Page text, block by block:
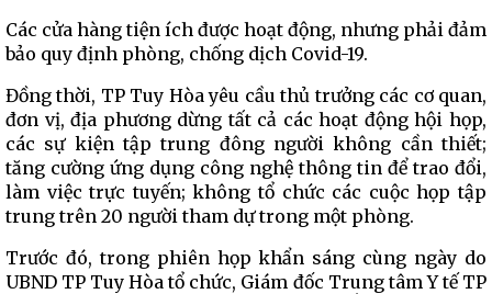
Các cửa hàng tiện ích được hoạt động, nhưng phải đảm
bảo quy định phòng, chống dịch Covid-19.
Đồng thời, TP Tuy Hòa yêu cầu thủ trưởng các cơ quan,
đơn vị, địa phương dừng tất cả các hoạt động hội họp,
các sự kiện tập trung đông người không cần thiết;
tăng cường ứng dụng công nghệ thông tin để trao đổi,
làm việc trực tuyến; không tổ chức các cuộc họp tập
trung trên 20 người tham dự trong một phòng.
Trước đó, trong phiên họp khẩn sáng cùng ngày do
UBND TP Tuy Hòa tổ chức, Giám đốc Trung tâm Y tế TP